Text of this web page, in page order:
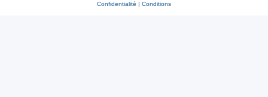
Confidentialité | Conditions